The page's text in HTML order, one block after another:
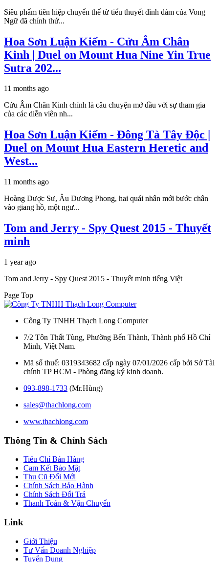
Siêu phẩm tiên hiệp chuyển thể từ tiểu thuyết đình đám của Vong
Ngữ đã chính thứ...
Hoa Sơn Luận Kiếm - Cửu Âm Chân
Kinh | Duel on Mount Hua Nine Yin True
Sutra 202...
11 months ago
Cửu Âm Chân Kinh chính là câu chuyện mở đầu với sự tham gia
của các diễn viên nh...
Hoa Sơn Luận Kiếm - Đông Tà Tây Độc |
Duel on Mount Hua Eastern Heretic and
West...
11 months ago
Hoàng Dược Sư, Âu Dương Phong, hai quái nhân mới bước chân
vào giang hồ, một ngư...
Tom and Jerry - Spy Quest 2015 - Thuyết
minh
1 year ago
Tom and Jerry - Spy Quest 2015 - Thuyết minh tiếng Việt
Page Top
Công Ty TNHH Thạch Long Computer
7/2 Tôn Thất Tùng, Phường Bến Thành, Thành phố Hồ Chí
Minh, Việt Nam.
Mã số thuế: 0319343682 cấp ngày 07/01/2026 cấp bởi Sở Tài
chính TP HCM - Phòng đăng ký kinh doanh.
093-898-1733 (Mr.Hùng)
sales@thachlong.com
www.thachlong.com
Thông Tin & Chính Sách
Tiêu Chí Bán Hàng
Cam Kết Bảo Mật
Thu Cũ Đổi Mới
Chính Sách Bảo Hành
Chính Sách Đổi Trả
Thanh Toán & Vận Chuyển
Link
Giới Thiệu
Tư Vấn Doanh Nghiệp
Tuyển Dụng